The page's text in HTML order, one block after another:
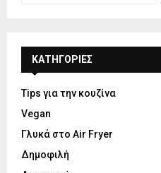
KΑΤΗΓΟΡΊΕΣ
Tips για την κουζίνα
Vegan
Γλυκά στο Air Fryer
Δημοφιλή